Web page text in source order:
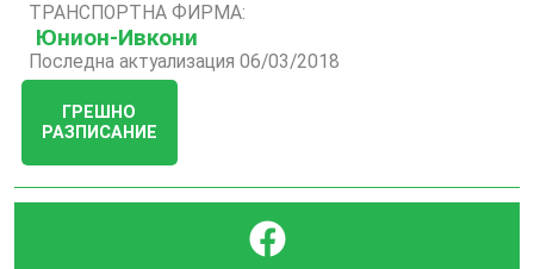
ТРАНСПОРТНА ФИРМА:
Юнион-Ивкони
Последна актуализация 06/03/2018
ГРЕШНО
РАЗПИСАНИЕ
}